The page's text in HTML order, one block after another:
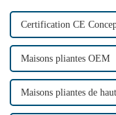
Certification CE
Maisons pliantes OEM
Maisons pliantes de